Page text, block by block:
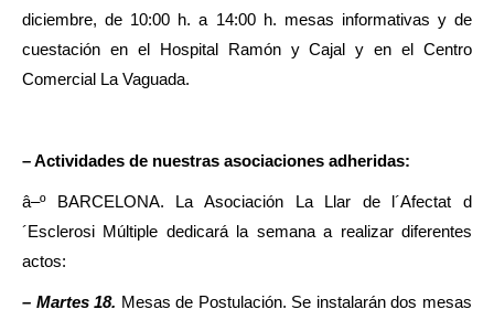
diciembre, de 10:00 h. a 14:00 h. mesas informativas y de
cuestación en el Hospital Ramón y Cajal y en el Centro
Comercial La Vaguada.
– Actividades de nuestras asociaciones adheridas:
â–º BARCELONA. La Asociación La Llar de l´Afectat d
´Esclerosi Múltiple dedicará la semana a realizar diferentes
actos:
– Martes 18. Mesas de Postulación. Se instalarán dos mesas